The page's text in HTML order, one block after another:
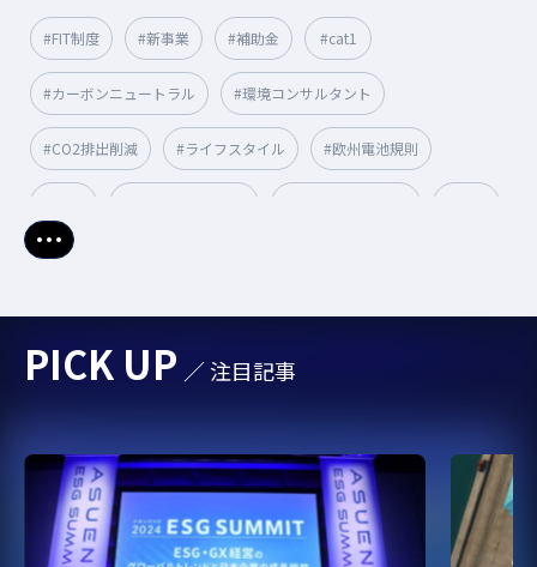
#FIT制度 #新事業 #補助金 #cat1
#カーボンニュートラル #環境コンサルタント
#CO2排出削減 #ライフスタイル #欧州電池規則
#GX経営
#グリーン成長戦略 #CO2削減 #温室効果ガス削減
#東京都 #SBT #カーボンクレジット
#グリーンビル認証 #省エネ #TNFD #燃料電池
#気候変動対策 #中小企業 #生物多様性 #温暖化対策
さらに表示
PICK UP ／ 注目記事